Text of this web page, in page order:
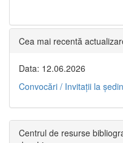
Cea mai recentă
Data: 12.06.2026
Convocări / Invitaţii la
Centrul de resurse